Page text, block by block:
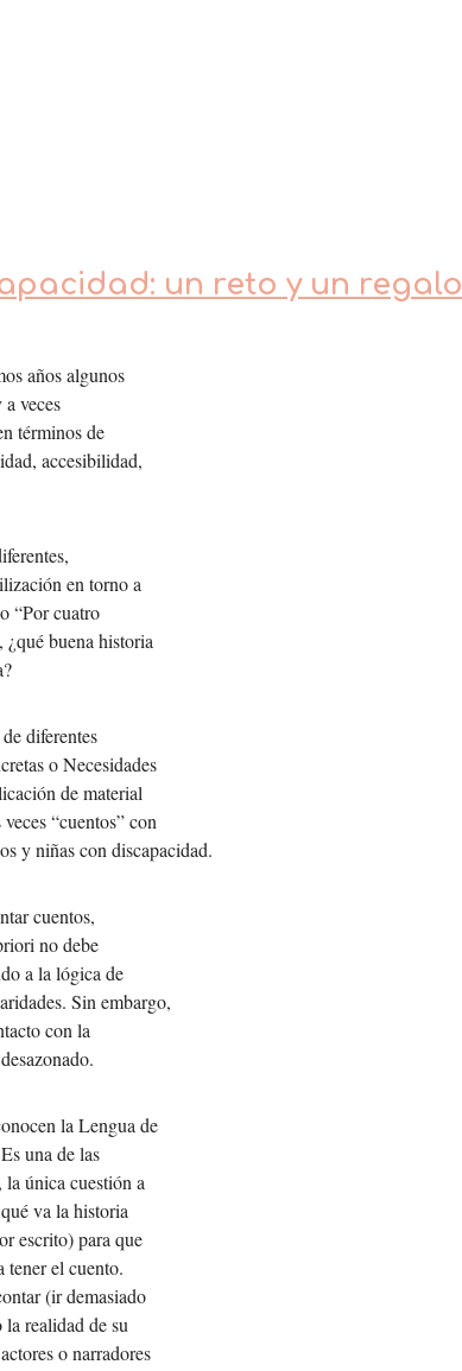
un reto y un regalo
años algunos
veces
términos de
accesibilidad,
en torno a
“Por cuatro
¿qué buena historia
diferentes
o Necesidades
de material
“cuentos” con
y niñas con discapacidad.
cuentos,
no debe
a la lógica de
Sin embargo,
con la
la Lengua de
una de las
única cuestión a
va la historia
escrito) para que
tener el cuento.
(ir demasiado
realidad de su
o narradores